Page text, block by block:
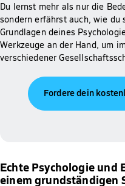
Du lernst mehr als nur die
sondern erfährst auch, wie
Grundlagen deines
Werkzeuge an der Hand, um
verschiedener
Fordere dein
Echte Psychologie und
einem grundständigen